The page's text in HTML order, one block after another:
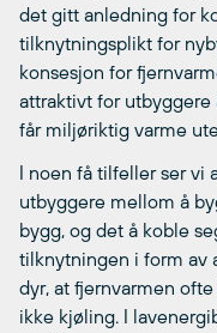
det gitt anledning for
tilknytningsplikt for
konsesjon for
attraktivt for utbyggere
får miljøriktig varme
I noen få tilfeller ser vi
utbyggere mellom å
bygg, og det å koble
tilknytningen i form av
dyr, at fjernvarmen
ikke kjøling. I